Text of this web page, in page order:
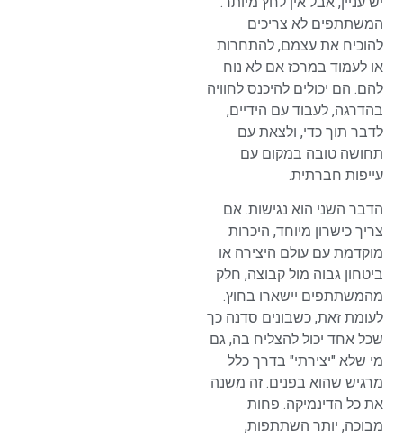
המשתתפים לא צריכים
להוכיח את עצמם, להתחרות
או לעמוד במרכז אם לא נוח
להם. הם יכולים להיכנס לחוויה
בהדרגה, לעבוד עם הידיים,
לדבר תוך כדי, ולצאת עם
תחושה טובה במקום עם
עייפות חברתית.
הדבר השני הוא נגישות. אם
צריך כישרון מיוחד, היכרות
מוקדמת עם עולם היצירה או
ביטחון גבוה מול קבוצה, חלק
מהמשתתפים יישארו בחוץ.
לעומת זאת, כשבונים סדנה כך
שכל אחד יכול להצליח בה, גם
מי שלא "יצירתי" בדרך כלל
מרגיש שהוא בפנים. זה משנה
את כל הדינמיקה. פחות
מבוכה, יותר השתתפות,